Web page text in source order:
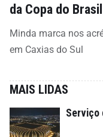
da Copa do Brasil
Minda marca nos
em Caxias do Sul
MAIS LIDAS
Serviço